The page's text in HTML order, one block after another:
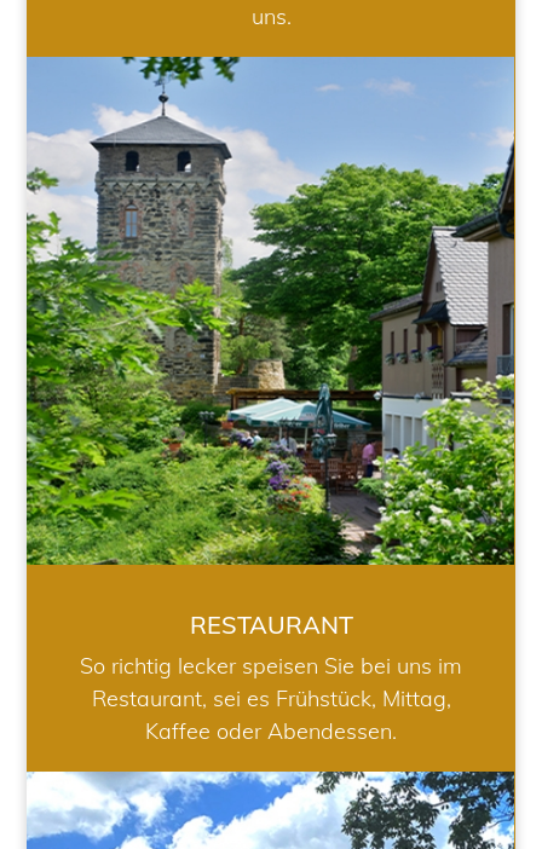
uns.
RESTAURANT
RESTAURANT
So richtig lecker speisen Sie bei uns im
Restaurant, sei es Frühstück, Mittag,
Kaffee oder Abendessen.